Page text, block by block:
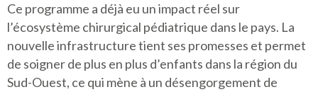
Ce programme a déjà eu un impact réel sur
l’écosystème chirurgical pédiatrique dans le pays. La
nouvelle infrastructure tient ses promesses et permet
de soigner de plus en plus d’enfants dans la région du
Sud-Ouest, ce qui mène à un désengorgement de